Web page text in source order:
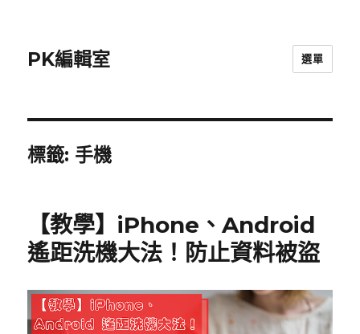
PK編輯室 選單
標籤: 手機
【教學】iPhone、Android
遙距洗機大法！防止資料被盜